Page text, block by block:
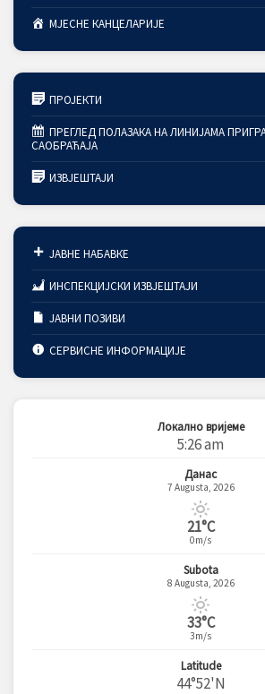
МЈЕСНЕ КАНЦЕЛАРИЈЕ
ПРОЈЕКТИ
ПРЕГЛЕД ПОЛАЗАКА НА ЛИНИЈАМА
САОБРАЋАЈА
ИЗВЈЕШТАЈИ
ЈАВНЕ НАБАВКЕ
ИНСПЕКЦИЈСКИ ИЗВЈЕШТАЈИ
ЈАВНИ ПОЗИВИ
СЕРВИСНЕ ИНФОРМАЦИЈЕ
Локално вријеме
5:26 am
Данас
7 Augusta, 2026
21°C
0m/s
Subota
8 Augusta, 2026
33°C
3m/s
Latitude
44°52'N